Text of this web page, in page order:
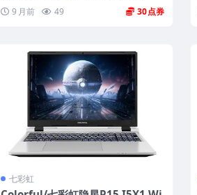
9 月前
49 30
七彩虹